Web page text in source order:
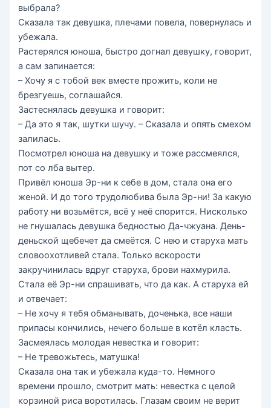
выбрала?
Сказала так девушка, плечами повела, повернулась и
убежала.
Растерялся юноша, быстро догнал девушку, говорит,
а сам запинается:
– Хочу я с тобой век вместе прожить, коли не
брезгуешь, соглашайся.
Застеснялась девушка и говорит:
– Да это я так, шутки шучу. – Сказала и опять смехом
залилась.
Посмотрел юноша на девушку и тоже рассмеялся,
пот со лба вытер.
Привёл юноша Эр-ни к себе в дом, стала она его
женой. И до того трудолюбива была Эр-ни! За какую
работу ни возьмётся, всё у неё спорится. Нисколько
не гнушалась девушка бедностью Да-чжуана. День-
деньской щебечет да смеётся. С нею и старуха мать
словоохотливей стала. Только вскорости
закручинилась вдруг старуха, брови нахмурила.
Стала её Эр-ни спрашивать, что да как. А старуха ей
и отвечает:
– Не хочу я тебя обманывать, доченька, все наши
припасы кончились, нечего больше в котёл класть.
Засмеялась молодая невестка и говорит:
– Не тревожьтесь, матушка!
Сказала она так и убежала куда-то. Немного
времени прошло, смотрит мать: невестка с целой
корзиной риса воротилась. Глазам своим не верит